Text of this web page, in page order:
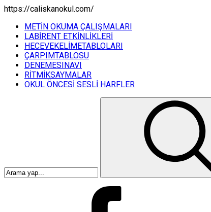
https://caliskanokul.com/
METİN OKUMA ÇALIŞMALARI
LABİRENT ETKİNLİKLERİ
HECEVEKELİMETABLOLARI
ÇARPIMTABLOSU
DENEMESINAVI
RİTMİKSAYMALAR
OKUL ÖNCESİ SESLİ HARFLER